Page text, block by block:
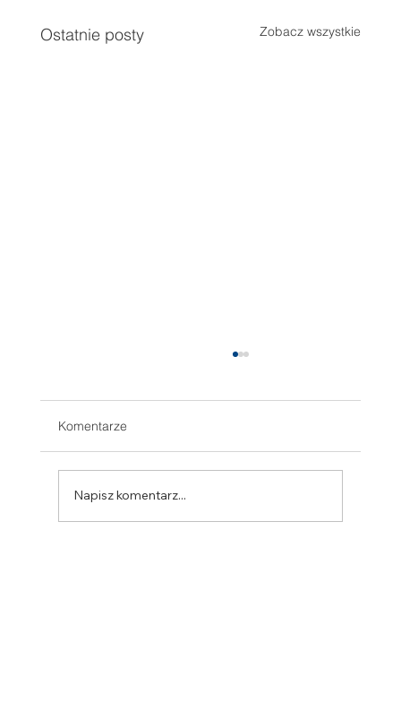
Ostatnie posty Zobacz wszystkie
Komentarze
Napisz komentarz...